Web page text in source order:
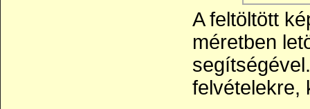
A feltöltött
méretben
felvételekre,